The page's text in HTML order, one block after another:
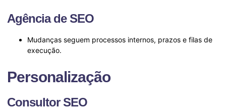
Agência de SEO
Mudanças seguem processos internos, prazos e filas de
execução.
Personalização
Consultor SEO